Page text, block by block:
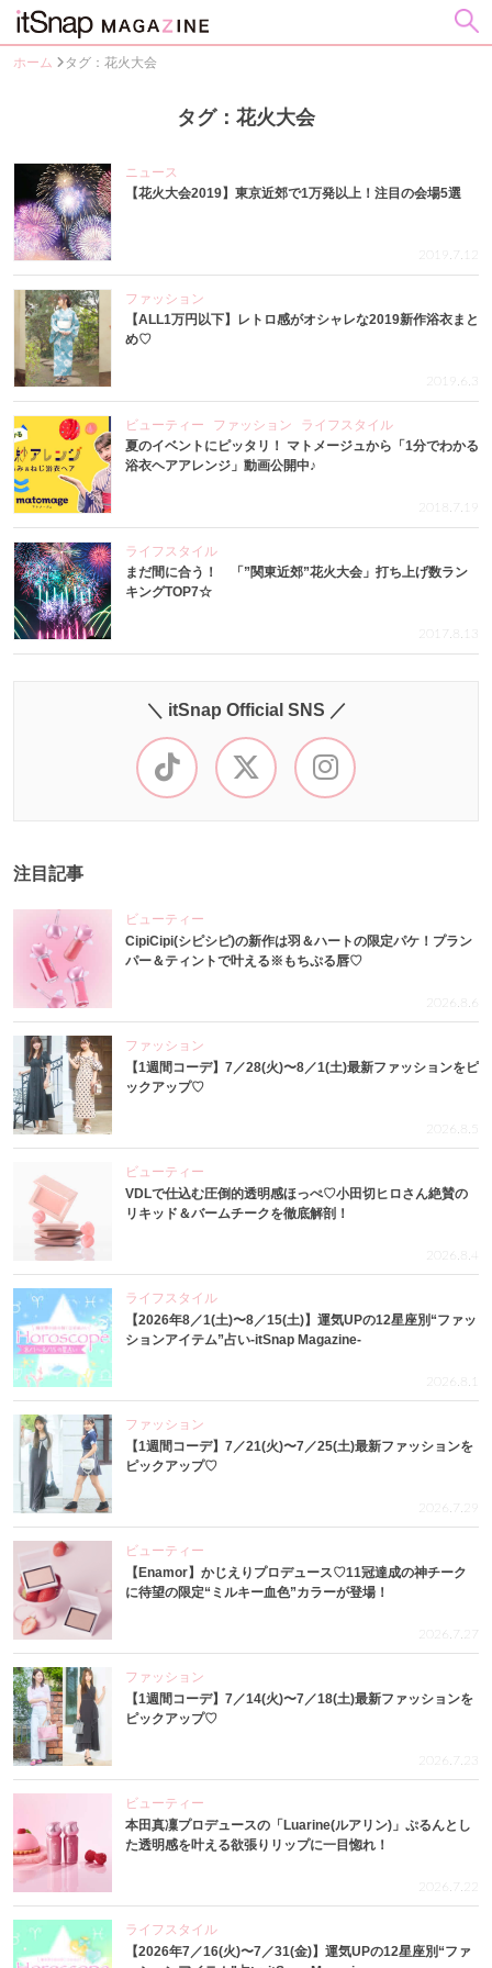
ホーム タグ：花火大会
タグ：花火大会
ニュース
【花火大会2019】東京近郊で1万発以上！注目の会場5選
2019.7.12
ファッション
【ALL1万円以下】レトロ感がオシャレな2019新作浴衣まと
め♡
2019.6.3
ビューティー ファッション
ライフスタイル
夏のイベントにピッタリ！ マトメージュから「1分でわかる
浴衣ヘアアレンジ」動画公開中♪
2018.7.19
ライフスタイル
まだ間に合う！ 「”関東近郊”花火大会」打ち上げ数ラン
キングTOP7☆
2017.8.13
＼ itSnap Official SNS ／
注目記事
ビューティー
CipiCipi(シピシピ)の新作は羽＆ハートの限定パケ！プラン
パー＆ティントで叶える※もちぷる唇♡
2026.8.6
ファッション
【1週間コーデ】7／28(火)〜8／1(土)最新ファッションをピ
ックアップ♡
2026.8.5
ビューティー
VDLで仕込む圧倒的透明感ほっぺ♡小田切ヒロさん絶賛の
リキッド＆バームチークを徹底解剖！
2026.8.4
ライフスタイル
【2026年8／1(土)〜8／15(土)】運気UPの12星座別“ファッ
ションアイテム”占い-itSnap Magazine-
2026.8.1
ファッション
【1週間コーデ】7／21(火)〜7／25(土)最新ファッションを
ピックアップ♡
2026.7.29
ビューティー
【Enamor】かじえりプロデュース♡11冠達成の神チーク
に待望の限定“ミルキー血色”カラーが登場！
2026.7.27
ファッション
【1週間コーデ】7／14(火)〜7／18(土)最新ファッションを
ピックアップ♡
2026.7.23
ビューティー
本田真凜プロデュースの「Luarine(ルアリン)」ぷるんとし
た透明感を叶える欲張りリップに一目惚れ！
2026.7.22
ライフスタイル
【2026年7／16(火)〜7／31(金)】運気UPの12星座別“ファ